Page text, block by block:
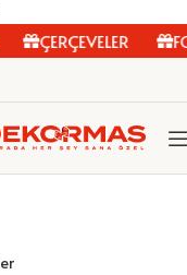
ÇERÇEVELER